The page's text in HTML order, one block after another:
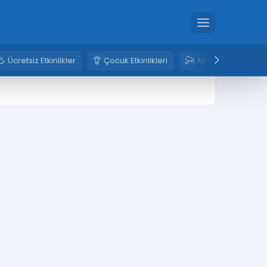
Ücretsiz Etkinlikler Çocuk Etkinlikleri Mobese